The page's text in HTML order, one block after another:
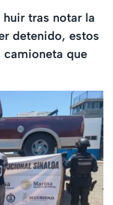
tras notar la
detenido, estos
camioneta que